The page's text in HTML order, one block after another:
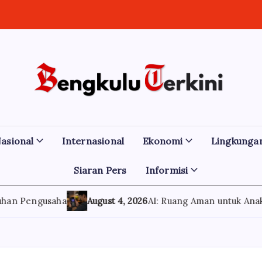
Internasional Ekonomi
Siaran Pers Informisi
August 4, 2026AI: Ruang Aman untuk Anak Muda